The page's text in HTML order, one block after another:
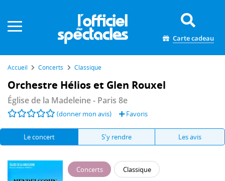
Carte cadeau
Accueil Concerts Classique
Orchestre Hélios et Glen Rouxel
Église de la Madeleine- Paris 8e
(donner mon avis) Favoris
Le concert S'y rendre Les avis
Concerts Classique